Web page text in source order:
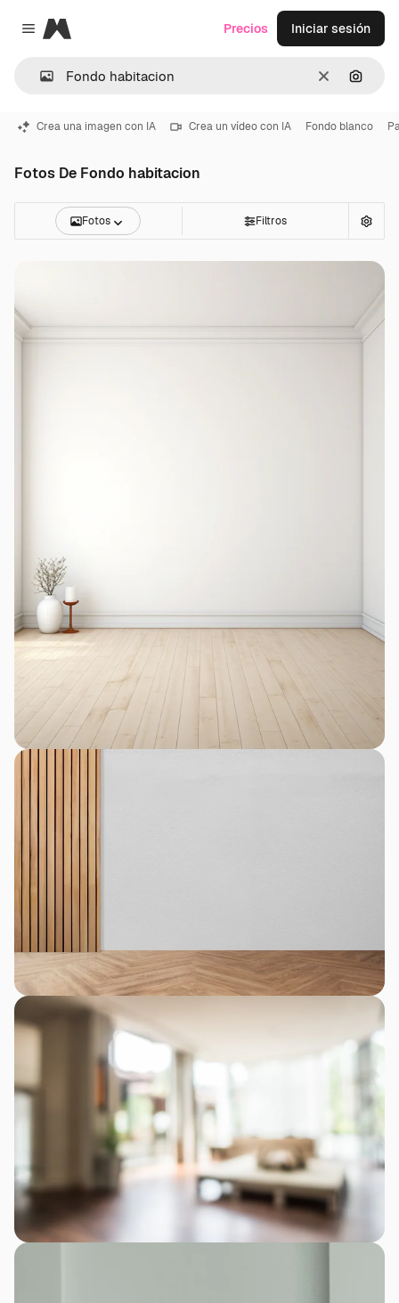
Close menu
Magnific
Borrar
Precios Iniciar sesión
Crea una imagen con IA Crea un vídeo con IA Fondo blanco
Fotos De Fondo habitacion
Fotos Filtros